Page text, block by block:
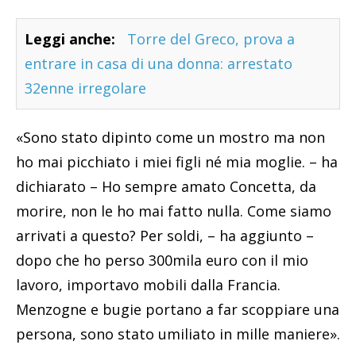
Leggi anche:
Torre del Greco, prova a
entrare in casa di una donna: arrestato
32enne irregolare
«Sono stato dipinto come un mostro ma non
ho mai picchiato i miei figli né mia moglie. – ha
dichiarato – Ho sempre amato Concetta, da
morire, non le ho mai fatto nulla. Come siamo
arrivati a questo? Per soldi, – ha aggiunto –
dopo che ho perso 300mila euro con il mio
lavoro, importavo mobili dalla Francia.
Menzogne e bugie portano a far scoppiare una
persona, sono stato umiliato in mille maniere».